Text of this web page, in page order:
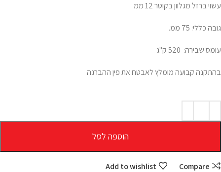
עשוי ברזל מגלוון בקוטר 12 ממ
גובה כללי: 75 ממ.
עומס שבירה: 520 ק"ג
בהתקנה קבועה מומלץ לאבטח את פין ההברגה
הוספה לסל
Compare
Add to wishlist